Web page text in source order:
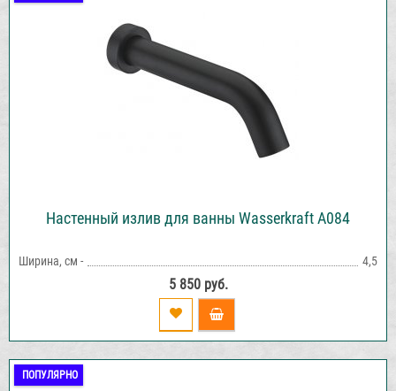
Настенный излив для ванны Wasserkraft A084
Ширина, см - 4,5
5 850 руб.
ПОПУЛЯРНО